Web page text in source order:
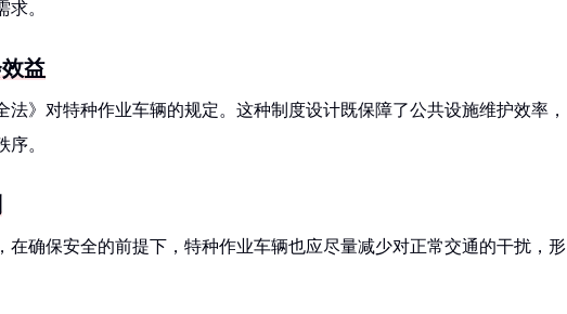
。
益
》对特种作业车辆的规定。这种制度设计既保障了公共设施维护效率，
。
在确保安全的前提下，特种作业车辆也应尽量减少对正常交通的干扰，形